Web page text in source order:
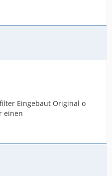
Eingebaut Original o
einen